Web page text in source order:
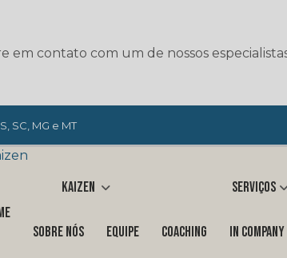
em contato com um de nossos
SC, MG e MT
Kaizen
Sobre nós Equipe
Serviços
Coaching in company